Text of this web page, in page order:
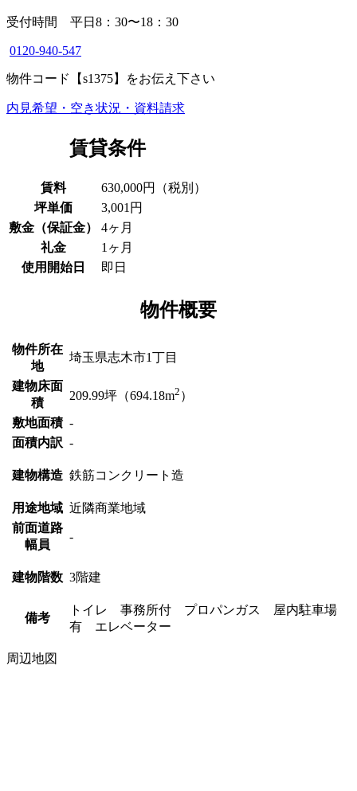
受付時間 平日8：30〜18：30
0120-940-547
物件コード 【s1375】 をお伝え下さい
内見希望・空き状況・資料請求
賃貸条件
賃料
630,000円（税別）
坪単価
3,001円
敷金 （保証金）
4ヶ月
礼金
1ヶ月
使用開始日
即日
物件概要
物件所在
地
埼玉県志木市1丁目
建物床面
積
209.99坪（694.18m2 ）
敷地面積 -
面積内訳 -
建物構造 鉄筋コンクリート造
用途地域 近隣商業地域
前面道路
幅員
-
建物階数 3階建
備考
トイレ 事務所付 プロパンガス 屋内駐車場
有 エレベーター
周辺地図